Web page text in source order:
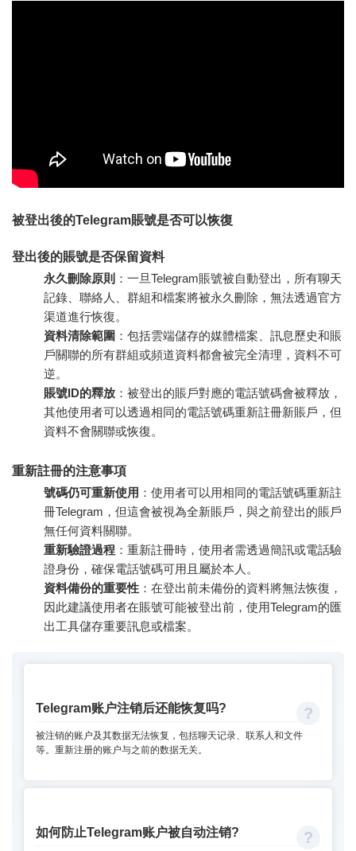
被登出後的Telegram賬號是否可以恢復
登出後的賬號是否保留資料
永久刪除原則 ：一旦Telegram賬號被自動登出，所有聊天
記錄、聯絡人、群組和檔案將被永久刪除，無法透過官方
渠道進行恢復。
資料清除範圍 ：包括雲端儲存的媒體檔案、訊息歷史和賬
戶關聯的所有群組或頻道資料都會被完全清理，資料不可
逆。
賬號ID的釋放 ：被登出的賬戶對應的電話號碼會被釋放，
其他使用者可以透過相同的電話號碼重新註冊新賬戶，但
資料不會關聯或恢復。
重新註冊的注意事項
號碼仍可重新使用 ：使用者可以用相同的電話號碼重新註
冊Telegram，但這會被視為全新賬戶，與之前登出的賬戶
無任何資料關聯。
重新驗證過程 ：重新註冊時，使用者需透過簡訊或電話驗
證身份，確保電話號碼可用且屬於本人。
資料備份的重要性 ：在登出前未備份的資料將無法恢復，
因此建議使用者在賬號可能被登出前，使用Telegram的匯
出工具儲存重要訊息或檔案。
Telegram账户注销后还能恢复吗?
被注销的账户及其数据无法恢复，包括聊天记录、联系人和文件
等。重新注册的账户与之前的数据无关。
如何防止Telegram账户被自动注销?